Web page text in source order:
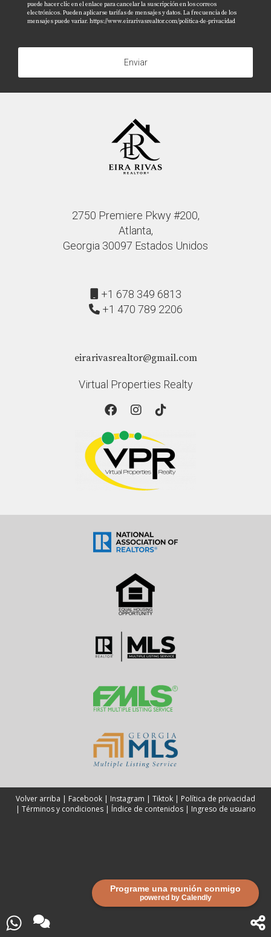
Programe una reunión conmigo
powered by Calendly
puede hacer clic en el enlace para cancelar la suscripción en los correos
electrónicos. Pueden aplicarse tarifas de mensajes y datos. La frecuencia de los
mensajes puede variar. https://www.eirarivasrealtor.com/politica-de-privacidad
Enviar
2750 Premiere Pkwy #200,
Atlanta,
Georgia 30097 Estados Unidos
+1 678 349 6813
+1 470 789 2206
eirarivasrealtor@gmail.com
Virtual Properties Realty
Volver arriba | Facebook | Instagram | Tiktok | Política de privacidad
| Términos y condiciones| Índice de contenidos| Ingreso de usuario